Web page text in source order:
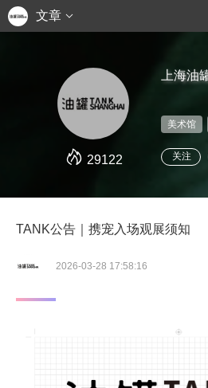
文章
29122
上海油
美术馆
关注
TANK公告｜携宠入场观展须知
2026-03-28 17:58:16